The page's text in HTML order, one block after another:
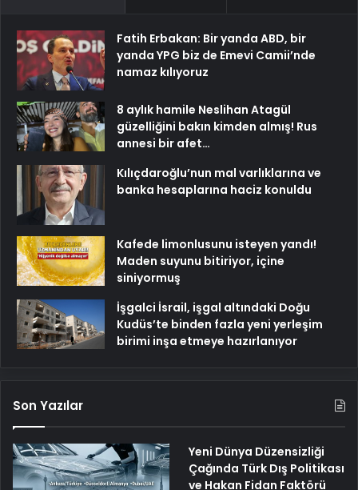
Fatih Erbakan: Bir yanda ABD, bir
yanda YPG biz de Emevi Camii’nde
namaz kılıyoruz
8 aylık hamile Neslihan Atagül
güzelliğini bakın kimden almış! Rus
annesi bir afet…
Kılıçdaroğlu’nun mal varlıklarına ve
banka hesaplarına haciz konuldu
Kafede limonlusunu isteyen yandı!
Maden suyunu bitiriyor, içine
siniyormuş
İşgalci İsrail, işgal altındaki Doğu
Kudüs’te binden fazla yeni yerleşim
birimi inşa etmeye hazırlanıyor
Son Yazılar
Yeni Dünya Düzensizliği
Çağında Türk Dış Politikası
ve Hakan Fidan Faktörü